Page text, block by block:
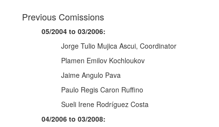
Previous Comissions
05/2004 to 03/2006:
Jorge Tulio Mujica Ascui, Coordinator
Plamen Emilov Kochloukov
Jaime Angulo Pava
Paulo Regis Caron Ruffino
Sueli Irene Rodríguez Costa
04/2006 to 03/2008: